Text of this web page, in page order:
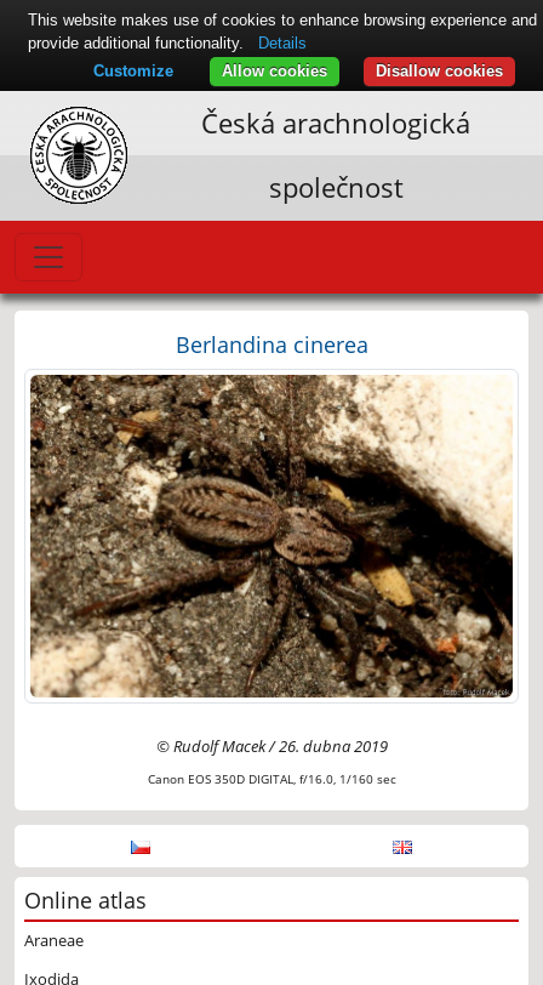
Česká arachnologická
společnost
Berlandina cinerea
© Rudolf Macek / 26. dubna 2019
Canon EOS 350D DIGITAL, f/16.0, 1/160 sec
Online atlas
Araneae
Ixodida
This website makes use of cookies to enhance browsing experience and
provide additional functionality.
Details
Disallow cookies
Allow cookies
Customize